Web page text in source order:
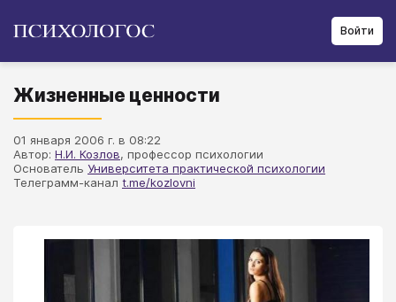
Войти
Жизненные ценности
01 января 2006 г. в 08:22
Автор: Н.И. Козлов, профессор психологии
Основатель Университета практической психологии
Телеграмм-канал t.me/kozlovni